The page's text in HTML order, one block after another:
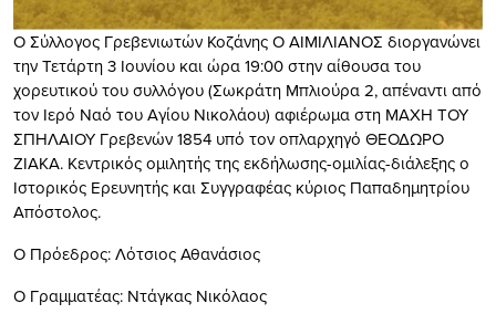
Ο Σύλλογος Γρεβενιωτών Κοζάνης Ο ΑΙΜΙΛΙΑΝΟΣ διοργανώνει
την Τετάρτη 3 Ιουνίου και ώρα 19:00 στην αίθουσα του
χορευτικού του συλλόγου (Σωκράτη Μπλιούρα 2, απέναντι από
τον Ιερό Ναό του Αγίου Νικολάου) αφιέρωμα στη ΜΑΧΗ ΤΟΥ
ΣΠΗΛΑΙΟΥ Γρεβενών 1854 υπό τον οπλαρχηγό ΘΕΟΔΩΡΟ
ΖΙΑΚΑ. Κεντρικός ομιλητής της εκδήλωσης-ομιλίας-διάλεξης ο
Ιστορικός Ερευνητής και Συγγραφέας κύριος Παπαδημητρίου
Απόστολος.
Ο Πρόεδρος: Λότσιος Αθανάσιος
Ο Γραμματέας: Ντάγκας Νικόλαος